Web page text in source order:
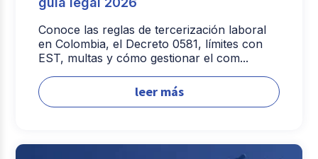
Conoce las reglas de tercerización laboral
en Colombia, el Decreto 0581, límites con
EST, multas y cómo gestionar el com...
leer más